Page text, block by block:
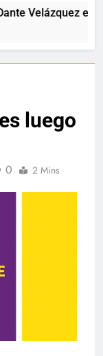
Velázquez en el
luego
0 2 Mins